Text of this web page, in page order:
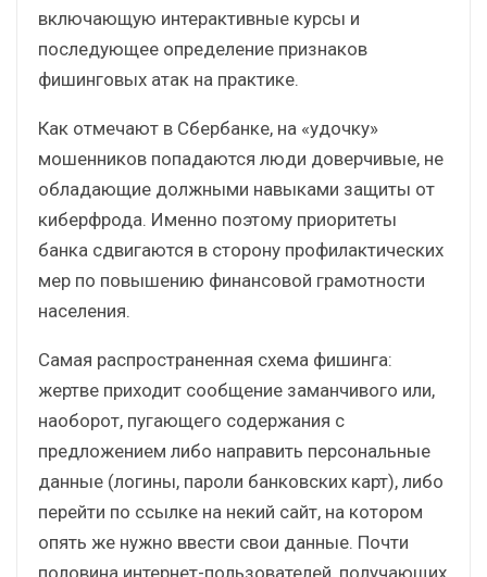
включающую интерактивные курсы и
последующее определение признаков
фишинговых атак на практике.
Как отмечают в Сбербанке, на «удочку»
мошенников попадаются люди доверчивые, не
обладающие должными навыками защиты от
киберфрода. Именно поэтому приоритеты
банка сдвигаются в сторону профилактических
мер по повышению финансовой грамотности
населения.
Самая распространенная схема фишинга:
жертве приходит сообщение заманчивого или,
наоборот, пугающего содержания с
предложением либо направить персональные
данные (логины, пароли банковских карт), либо
перейти по ссылке на некий сайт, на котором
опять же нужно ввести свои данные. Почти
половина интернет-пользователей, получающих